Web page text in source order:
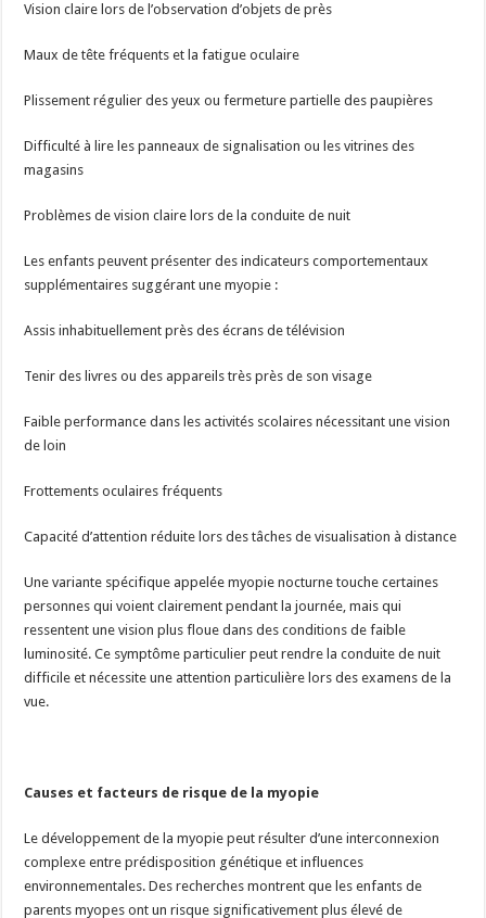
Vision claire lors de l’observation d’objets de près
Maux de tête fréquents et la fatigue oculaire
Plissement régulier des yeux ou fermeture partielle des paupières
Difficulté à lire les panneaux de signalisation ou les vitrines des
magasins
Problèmes de vision claire lors de la conduite de nuit
Les enfants peuvent présenter des indicateurs comportementaux
supplémentaires suggérant une myopie :
Assis inhabituellement près des écrans de télévision
Tenir des livres ou des appareils très près de son visage
Faible performance dans les activités scolaires nécessitant une vision
de loin
Frottements oculaires fréquents
Capacité d’attention réduite lors des tâches de visualisation à distance
Une variante spécifique appelée myopie nocturne touche certaines
personnes qui voient clairement pendant la journée, mais qui
ressentent une vision plus floue dans des conditions de faible
luminosité. Ce symptôme particulier peut rendre la conduite de nuit
difficile et nécessite une attention particulière lors des examens de la
vue.
Causes et facteurs de risque de la myopie
Le développement de la myopie peut résulter d’une interconnexion
complexe entre prédisposition génétique et influences
environnementales. Des recherches montrent que les enfants de
parents myopes ont un risque significativement plus élevé de